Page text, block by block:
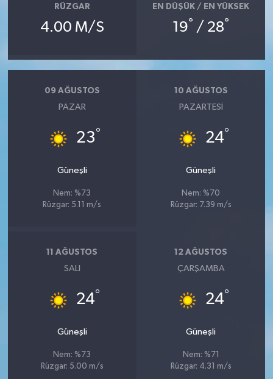
RÜZGAR
4.00 M/S
EN DÜŞÜK / EN YÜKSEK
19° / 28°
09 AĞUSTOS
PAZAR
23°
Güneşli
Nem: %73
Rüzgar: 5.11 m/s
10 AĞUSTOS
PAZARTESI
24°
Güneşli
Nem: %70
Rüzgar: 7.39 m/s
11 AĞUSTOS
SALI
24°
Güneşli
Nem: %73
Rüzgar: 5.00 m/s
12 AĞUSTOS
ÇARŞAMBA
24°
Güneşli
Nem: %71
Rüzgar: 4.31 m/s